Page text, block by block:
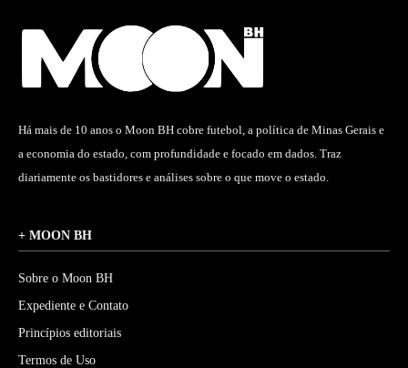
Há mais de 10 anos o Moon BH cobre futebol, a política de Minas Gerais e
a economia do estado, com profundidade e focado em dados. Traz
diariamente os bastidores e análises sobre o que move o estado.
+ MOON BH
Sobre o Moon BH
Expediente e Contato
Princípios editoriais
Termos de Uso